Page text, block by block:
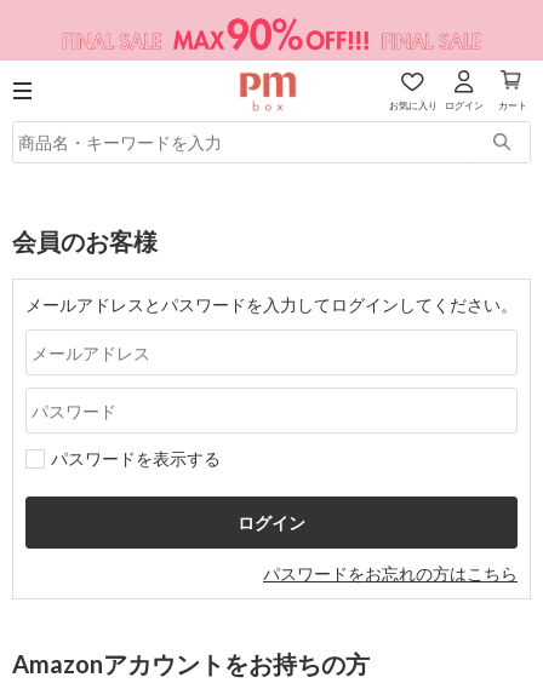
お気に入り ログイン カート
会員のお客様
メールアドレスとパスワードを入力してログインしてください。
パスワードを表示する
パスワードをお忘れの方はこちら
Amazonアカウントをお持ちの方